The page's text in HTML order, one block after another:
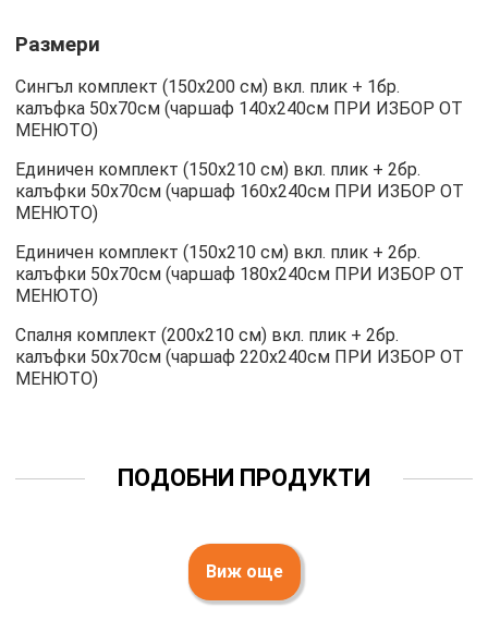
Размери
Сингъл комплект (150х200 см) вкл. плик + 1бр.
калъфка 50х70см (чаршаф 140х240см ПРИ ИЗБОР ОТ
МЕНЮТО)
Единичен комплект (150х210 см) вкл. плик + 2бр.
калъфки 50х70см (чаршаф 160х240см ПРИ ИЗБОР ОТ
МЕНЮТО)
Единичен комплект (150х210 см) вкл. плик + 2бр.
калъфки 50х70см (чаршаф 180х240см ПРИ ИЗБОР ОТ
МЕНЮТО)
Спалня комплект (200х210 см) вкл. плик + 2бр.
калъфки 50х70см (чаршаф 220х240см ПРИ ИЗБОР ОТ
МЕНЮТО)
ПОДОБНИ ПРОДУКТИ
Виж още